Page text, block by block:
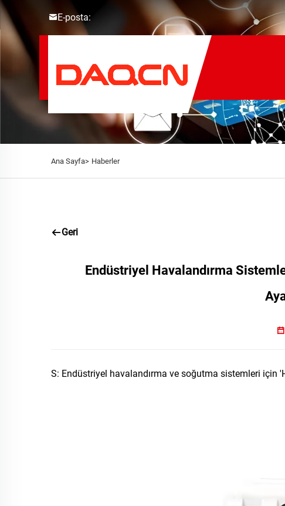
E-posta:
Ana Sayfa> Haberler
Geri
Endüstriyel Havalandırma
S: Endüstriyel havalandırma ve soğutma sistemleri için